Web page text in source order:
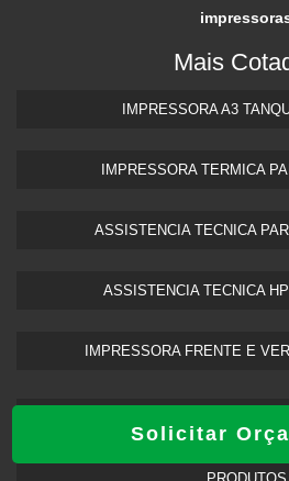
Solicitar
Mais
IMPRESSORA A3
IMPRESSORA TERMICA
ASSISTENCIA TECNICA
ASSISTENCIA TECNICA
IMPRESSORA FRENTE E